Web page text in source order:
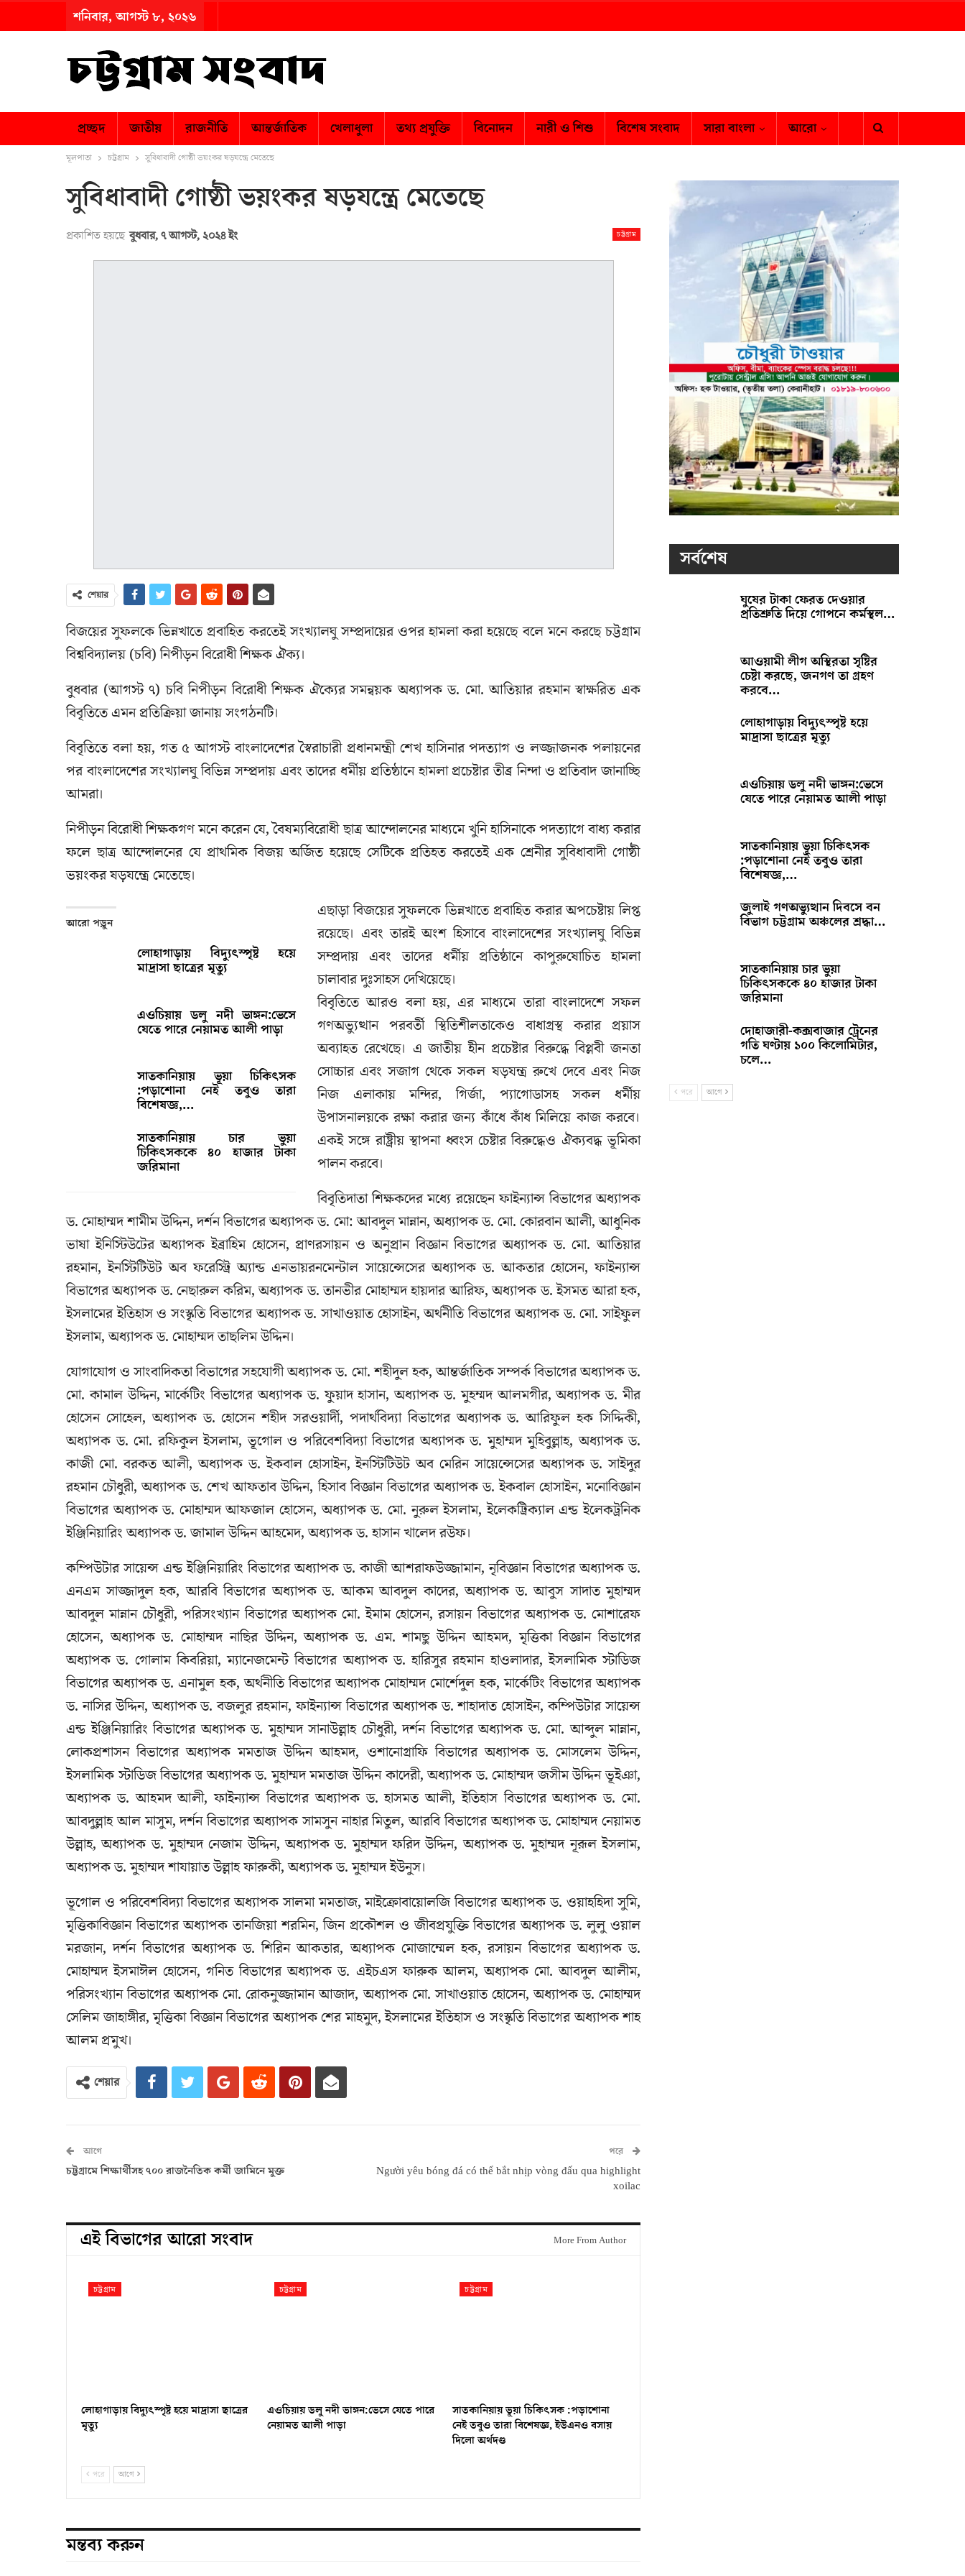
শনিবার, আগস্ট ৮, ২০২৬
প্রচ্ছদ জাতীয় রাজনীতি আন্তর্জাতিক খেলাধুলা তথ্য প্রযুক্তি বিনোদন নারী ও শিশু বিশেষ সংবাদ সারা বাংলা আরো
মূলপাতা চট্টগ্রাম সুবিধাবাদী গোষ্ঠী ভয়ংকর ষড়যন্ত্রে মেতেছে
সুবিধাবাদী গোষ্ঠী ভয়ংকর ষড়যন্ত্রে মেতেছে
চট্টগ্রাম
প্রকাশিত হয়ছে বুধবার, ৭ আগস্ট, ২০২৪ ইং
শেয়ার
বিজয়ের সুফলকে ভিন্নখাতে প্রবাহিত করতেই সংখ্যালঘু সম্প্রদায়ের ওপর হামলা করা হয়েছে বলে মনে করছে চট্টগ্রাম
বিশ্ববিদ্যালয় (চবি) নিপীড়ন বিরোধী শিক্ষক ঐক্য।
বুধবার (আগস্ট ৭) চবি নিপীড়ন বিরোধী শিক্ষক ঐক্যের সমন্বয়ক অধ্যাপক ড. মো. আতিয়ার রহমান স্বাক্ষরিত এক
বিবৃতিতে এমন প্রতিক্রিয়া জানায় সংগঠনটি।
বিবৃতিতে বলা হয়, গত ৫ আগস্ট বাংলাদেশের স্বৈরাচারী প্রধানমন্ত্রী শেখ হাসিনার পদত্যাগ ও লজ্জাজনক পলায়নের
পর বাংলাদেশের সংখ্যালঘু বিভিন্ন সম্প্রদায় এবং তাদের ধর্মীয় প্রতিষ্ঠানে হামলা প্রচেষ্টার তীব্র নিন্দা ও প্রতিবাদ জানাচ্ছি
আমরা।
নিপীড়ন বিরোধী শিক্ষকগণ মনে করেন যে, বৈষম্যবিরোধী ছাত্র আন্দোলনের মাধ্যমে খুনি হাসিনাকে পদত্যাগে বাধ্য করার
ফলে ছাত্র আন্দোলনের যে প্রাথমিক বিজয় অর্জিত হয়েছে সেটিকে প্রতিহত করতেই এক শ্রেনীর সুবিধাবাদী গোষ্ঠী
ভয়ংকর ষড়যন্ত্রে মেতেছে।
আরো পড়ুন
লোহাগাড়ায় বিদ্যুৎস্পৃষ্ট হয়ে
মাদ্রাসা ছাত্রের মৃত্যু
এওচিয়ায় ডলু নদী ভাঙ্গন:ভেসে
যেতে পারে নেয়ামত আলী পাড়া
সাতকানিয়ায় ভূয়া চিকিৎসক
:পড়াশোনা নেই তবুও তারা
বিশেষজ্ঞ,…
সাতকানিয়ায় চার ভুয়া
চিকিৎসককে ৪০ হাজার টাকা
জরিমানা
এছাড়া বিজয়ের সুফলকে ভিন্নখাতে প্রবাহিত করার অপচেষ্টায় লিপ্ত
রয়েছে। এবং তারই অংশ হিসাবে বাংলাদেশের সংখ্যালঘু বিভিন্ন
সম্প্রদায় এবং তাদের ধর্মীয় প্রতিষ্ঠানে কাপুরুষোচিত হামলা
চালাবার দুঃসাহস দেখিয়েছে।
বিবৃতিতে আরও বলা হয়, এর মাধ্যমে তারা বাংলাদেশে সফল
গণঅভ্যুত্থান পরবর্তী স্থিতিশীলতাকেও বাধাগ্রস্থ করার প্রয়াস
অব্যাহত রেখেছে। এ জাতীয় হীন প্রচেষ্টার বিরুদ্ধে বিপ্লবী জনতা
সোচ্চার এবং সজাগ থেকে সকল ষড়যন্ত্র রুখে দেবে এবং নিজ
নিজ এলাকায় মন্দির, গির্জা, প্যাগোডাসহ সকল ধর্মীয়
উপাসনালয়কে রক্ষা করার জন্য কাঁধে কাঁধ মিলিয়ে কাজ করবে।
একই সঙ্গে রাষ্ট্রীয় স্থাপনা ধ্বংস চেষ্টার বিরুদ্ধেও ঐক্যবদ্ধ ভূমিকা
পালন করবে।
বিবৃতিদাতা শিক্ষকদের মধ্যে রয়েছেন ফাইন্যান্স বিভাগের অধ্যাপক
ড. মোহাম্মদ শামীম উদ্দিন, দর্শন বিভাগের অধ্যাপক ড. মো: আবদুল মান্নান, অধ্যাপক ড. মো. কোরবান আলী, আধুনিক
ভাষা ইনিস্টিউটের অধ্যাপক ইব্রাহিম হোসেন, প্রাণরসায়ন ও অনুপ্রান বিজ্ঞান বিভাগের অধ্যাপক ড. মো. আতিয়ার
রহমান, ইনস্টিটিউট অব ফরেস্ট্রি অ্যান্ড এনভায়রনমেন্টাল সায়েন্সেসের অধ্যাপক ড. আকতার হোসেন, ফাইন্যান্স
বিভাগের অধ্যাপক ড. নেছারুল করিম, অধ্যাপক ড. তানভীর মোহাম্মদ হায়দার আরিফ, অধ্যাপক ড. ইসমত আরা হক,
ইসলামের ইতিহাস ও সংস্কৃতি বিভাগের অধ্যাপক ড. সাখাওয়াত হোসাইন, অর্থনীতি বিভাগের অধ্যাপক ড. মো. সাইফুল
ইসলাম, অধ্যাপক ড. মোহাম্মদ তাছলিম উদ্দিন।
যোগাযোগ ও সাংবাদিকতা বিভাগের সহযোগী অধ্যাপক ড. মো. শহীদুল হক, আন্তর্জাতিক সম্পর্ক বিভাগের অধ্যাপক ড.
মো. কামাল উদ্দিন, মার্কেটিং বিভাগের অধ্যাপক ড. ফুয়াদ হাসান, অধ্যাপক ড. মুহম্মদ আলমগীর, অধ্যাপক ড. মীর
হোসেন সোহেল, অধ্যাপক ড. হোসেন শহীদ সরওয়ার্দী, পদার্থবিদ্যা বিভাগের অধ্যাপক ড. আরিফুল হক সিদ্দিকী,
অধ্যাপক ড. মো. রফিকুল ইসলাম, ভূগোল ও পরিবেশবিদ্যা বিভাগের অধ্যাপক ড. মুহাম্মদ মুহিবুল্লাহ, অধ্যাপক ড.
কাজী মো. বরকত আলী, অধ্যাপক ড. ইকবাল হোসাইন, ইনস্টিটিউট অব মেরিন সায়েন্সেসের অধ্যাপক ড. সাইদুর
রহমান চৌধুরী, অধ্যাপক ড. শেখ আফতাব উদ্দিন, হিসাব বিজ্ঞান বিভাগের অধ্যাপক ড. ইকবাল হোসাইন, মনোবিজ্ঞান
বিভাগের অধ্যাপক ড. মোহাম্মদ আফজাল হোসেন, অধ্যাপক ড. মো. নুরুল ইসলাম, ইলেকট্রিক্যাল এন্ড ইলেকট্রনিক
ইঞ্জিনিয়ারিং অধ্যাপক ড. জামাল উদ্দিন আহমেদ, অধ্যাপক ড. হাসান খালেদ রউফ।
কম্পিউটার সায়েন্স এন্ড ইঞ্জিনিয়ারিং বিভাগের অধ্যাপক ড. কাজী আশরাফউজ্জামান, নৃবিজ্ঞান বিভাগের অধ্যাপক ড.
এনএম সাজ্জাদুল হক, আরবি বিভাগের অধ্যাপক ড. আকম আবদুল কাদের, অধ্যাপক ড. আবুস সাদাত মুহাম্মদ
আবদুল মান্নান চৌধুরী, পরিসংখ্যান বিভাগের অধ্যাপক মো. ইমাম হোসেন, রসায়ন বিভাগের অধ্যাপক ড. মোশারেফ
হোসেন, অধ্যাপক ড. মোহাম্মদ নাছির উদ্দিন, অধ্যাপক ড. এম. শামছু উদ্দিন আহমদ, মৃত্তিকা বিজ্ঞান বিভাগের
অধ্যাপক ড. গোলাম কিবরিয়া, ম্যানেজমেন্ট বিভাগের অধ্যাপক ড. হারিসুর রহমান হাওলাদার, ইসলামিক স্টাডিজ
বিভাগের অধ্যাপক ড. এনামুল হক, অর্থনীতি বিভাগের অধ্যাপক মোহাম্মদ মোর্শেদুল হক, মার্কেটিং বিভাগের অধ্যাপক
ড. নাসির উদ্দিন, অধ্যাপক ড. বজলুর রহমান, ফাইন্যান্স বিভাগের অধ্যাপক ড. শাহাদাত হোসাইন, কম্পিউটার সায়েন্স
এন্ড ইঞ্জিনিয়ারিং বিভাগের অধ্যাপক ড. মুহাম্মদ সানাউল্লাহ চৌধুরী, দর্শন বিভাগের অধ্যাপক ড. মো. আব্দুল মান্নান,
লোকপ্রশাসন বিভাগের অধ্যাপক মমতাজ উদ্দিন আহমদ, ওশানোগ্রাফি বিভাগের অধ্যাপক ড. মোসলেম উদ্দিন,
ইসলামিক স্টাডিজ বিভাগের অধ্যাপক ড. মুহাম্মদ মমতাজ উদ্দিন কাদেরী, অধ্যাপক ড. মোহাম্মদ জসীম উদ্দিন ভূইঞা,
অধ্যাপক ড. আহমদ আলী, ফাইন্যান্স বিভাগের অধ্যাপক ড. হাসমত আলী, ইতিহাস বিভাগের অধ্যাপক ড. মো.
আবদুল্লাহ আল মাসুম, দর্শন বিভাগের অধ্যাপক সামসুন নাহার মিতুল, আরবি বিভাগের অধ্যাপক ড. মোহাম্মদ নেয়ামত
উল্লাহ, অধ্যাপক ড. মুহাম্মদ নেজাম উদ্দিন, অধ্যাপক ড. মুহাম্মদ ফরিদ উদ্দিন, অধ্যাপক ড. মুহাম্মদ নূরূল ইসলাম,
অধ্যাপক ড. মুহাম্মদ শাযায়াত উল্লাহ ফারুকী, অধ্যাপক ড. মুহাম্মদ ইউনুস।
ভূগোল ও পরিবেশবিদ্যা বিভাগের অধ্যাপক সালমা মমতাজ, মাইক্রোবায়োলজি বিভাগের অধ্যাপক ড. ওয়াহহিদা সুমি,
মৃত্তিকাবিজ্ঞান বিভাগের অধ্যাপক তানজিয়া শরমিন, জিন প্রকৌশল ও জীবপ্রযুক্তি বিভাগের অধ্যাপক ড. লুলু ওয়াল
মরজান, দর্শন বিভাগের অধ্যাপক ড. শিরিন আকতার, অধ্যাপক মোজাম্মেল হক, রসায়ন বিভাগের অধ্যাপক ড.
মোহাম্মদ ইসমাঈল হোসেন, গনিত বিভাগের অধ্যাপক ড. এইচএস ফারুক আলম, অধ্যাপক মো. আবদুল আলীম,
পরিসংখ্যান বিভাগের অধ্যাপক মো. রোকনুজ্জামান আজাদ, অধ্যাপক মো. সাখাওয়াত হোসেন, অধ্যাপক ড. মোহাম্মদ
সেলিম জাহাঙ্গীর, মৃত্তিকা বিজ্ঞান বিভাগের অধ্যাপক শের মাহমুদ, ইসলামের ইতিহাস ও সংস্কৃতি বিভাগের অধ্যাপক শাহ
আলম প্রমুখ।
শেয়ার
আগে
চট্টগ্রামে শিক্ষার্থীসহ ৭০০ রাজনৈতিক কর্মী জামিনে মুক্ত
পরে
Người yêu bóng đá có thể bắt nhịp vòng đấu qua highlight
xoilac
এই বিভাগের আরো সংবাদ More From Author
চট্টগ্রাম
লোহাগাড়ায় বিদ্যুৎস্পৃষ্ট হয়ে মাদ্রাসা ছাত্রের
মৃত্যু
চট্টগ্রাম
এওচিয়ায় ডলু নদী ভাঙ্গন:ভেসে যেতে পারে
নেয়ামত আলী পাড়া
চট্টগ্রাম
সাতকানিয়ায় ভূয়া চিকিৎসক :পড়াশোনা
নেই তবুও তারা বিশেষজ্ঞ, ইউএনও বসায়
দিলো অর্থদণ্ড
পরে আগে
মন্তব্য করুন
সর্বশেষ
ঘুষের টাকা ফেরত দেওয়ার
প্রতিশ্রুতি দিয়ে গোপনে কর্মস্থল…
আওয়ামী লীগ অস্থিরতা সৃষ্টির
চেষ্টা করছে, জনগণ তা গ্রহণ
করবে…
লোহাগাড়ায় বিদ্যুৎস্পৃষ্ট হয়ে
মাদ্রাসা ছাত্রের মৃত্যু
এওচিয়ায় ডলু নদী ভাঙ্গন:ভেসে
যেতে পারে নেয়ামত আলী পাড়া
সাতকানিয়ায় ভূয়া চিকিৎসক
:পড়াশোনা নেই তবুও তারা
বিশেষজ্ঞ,…
জুলাই গণঅভ্যুত্থান দিবসে বন
বিভাগ চট্টগ্রাম অঞ্চলের শ্রদ্ধা…
সাতকানিয়ায় চার ভুয়া
চিকিৎসককে ৪০ হাজার টাকা
জরিমানা
দোহাজারী-কক্সবাজার ট্রেনের
গতি ঘণ্টায় ১০০ কিলোমিটার,
চলে…
পরে আগে